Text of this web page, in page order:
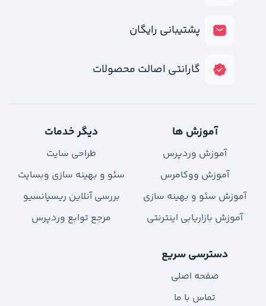
پشتیبانی رایگان
گارانتی اصالت محصولات
آموزش ها
آموزش وردپرس
آموزش ووکامرس
آموزش سئو و بهینه سازی
آموزش بازاریابی اینترنتی
دیگر خدمات
طراحی سایت
سئو و بهینه سازی وبسایت
بررسی آنلاین ریسپانسیو
مرجع توابع وردپرس
دسترسی سریع
صفحه اصلی
تماس با ما